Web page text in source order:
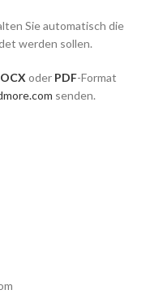
Sie automatisch die
werden sollen.
oder PDF-Format
senden.